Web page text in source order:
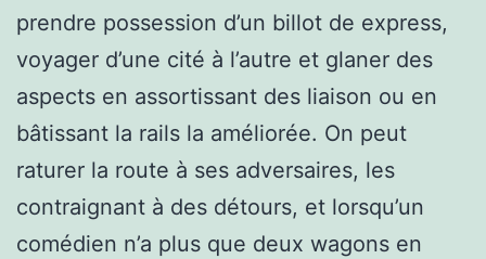
prendre possession d’un billot de express,
voyager d’une cité à l’autre et glaner des
aspects en assortissant des liaison ou en
bâtissant la rails la améliorée. On peut
raturer la route à ses adversaires, les
contraignant à des détours, et lorsqu’un
comédien n’a plus que deux wagons en